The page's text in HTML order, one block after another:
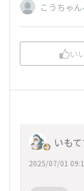
こうちゃん、
い
いも
2025/07/01